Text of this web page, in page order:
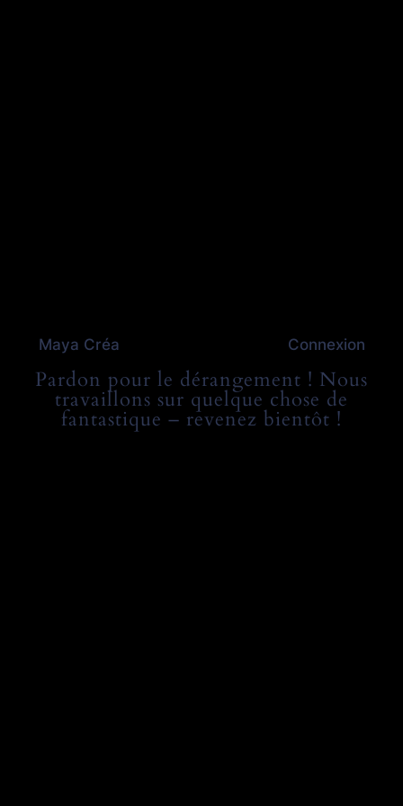
Maya Créa Connexion
Pardon pour le dérangement ! Nous
travaillons sur quelque chose de
fantastique – revenez bientôt !